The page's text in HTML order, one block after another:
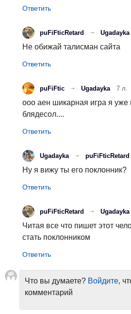
puFiFticRetard Ugadayka
Не обижай талисман сайта
puFiFtic Ugadayka 7 л.
ооо аен шикарная игра я уже
блядесол....
Ugadayka puFiFticRetard
Ну я вижу ты его поклонник?
puFiFticRetard Ugadayka
Читая все что пишет этот
стать поклонником
Что вы думаете? Войдите,
комментарий